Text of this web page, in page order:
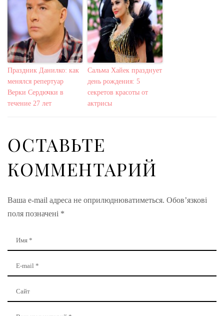
Праздник Данилко: как
менялся репертуар
Верки Сердючки в
течение 27 лет
Сальма Хайек празднует
день рождения: 5
секретов красоты от
актрисы
ОСТАВЬТЕ
КОММЕНТАРИЙ
Ваша e-mail адреса не оприлюднюватиметься. Обов’язкові
поля позначені *